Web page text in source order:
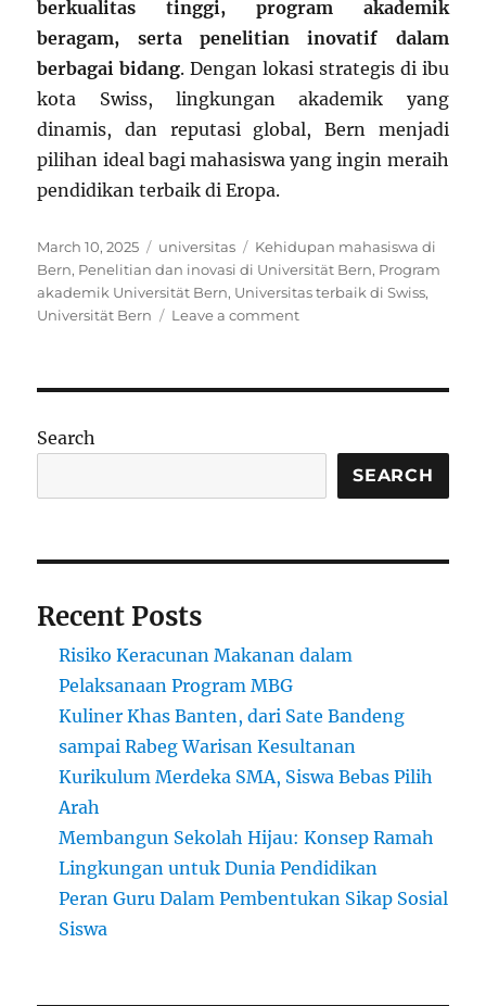
berkualitas tinggi, program akademik
beragam, serta penelitian inovatif dalam
berbagai bidang. Dengan lokasi strategis di ibu
kota Swiss, lingkungan akademik yang
dinamis, dan reputasi global, Bern menjadi
pilihan ideal bagi mahasiswa yang ingin meraih
pendidikan terbaik di Eropa.
Posted
on
March 10, 2025 Categories
universitas Tags
Kehidupan mahasiswa di
Bern, Penelitian dan inovasi di Universität Bern, Program
akademik Universität Bern, Universitas terbaik di Swiss,
Universität Bern
Leave a commenton
Program
Akademik
Search
SEARCH
Recent Posts
Risiko Keracunan Makanan dalam
Pelaksanaan Program MBG
Kuliner Khas Banten, dari Sate Bandeng
sampai Rabeg Warisan Kesultanan
Kurikulum Merdeka SMA, Siswa Bebas Pilih
Arah
Membangun Sekolah Hijau: Konsep Ramah
Lingkungan untuk Dunia Pendidikan
Peran Guru Dalam Pembentukan Sikap Sosial
Siswa